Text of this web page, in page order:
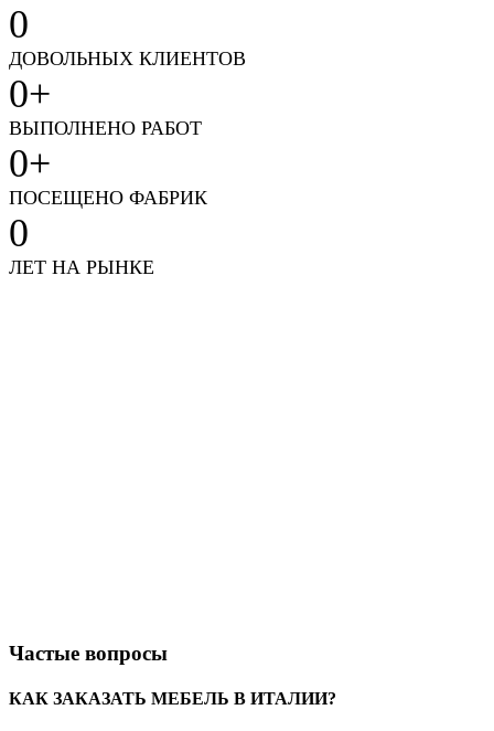
0
ДОВОЛЬНЫХ КЛИЕНТОВ
0+
ВЫПОЛНЕНО РАБОТ
0+
ПОСЕЩЕНО ФАБРИК
0
ЛЕТ НА РЫНКЕ
Частые вопросы
КАК ЗАКАЗАТЬ МЕБЕЛЬ В ИТАЛИИ?